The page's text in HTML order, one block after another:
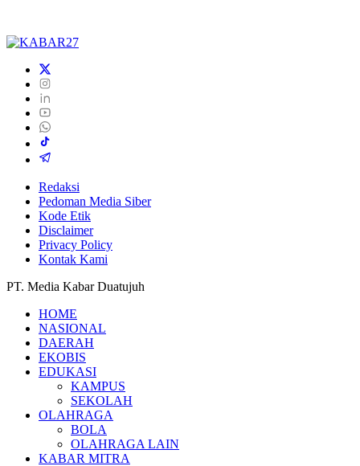
Redaksi
Pedoman Media Siber
Kode Etik
Disclaimer
Privacy Policy
Kontak Kami
PT. Media Kabar Duatujuh
HOME
NASIONAL
DAERAH
EKOBIS
EDUKASI
KAMPUS
SEKOLAH
OLAHRAGA
BOLA
OLAHRAGA LAIN
KABAR MITRA